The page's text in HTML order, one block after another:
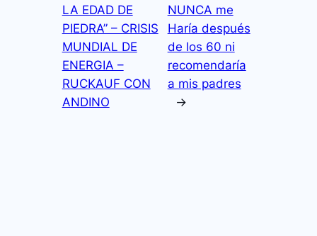
LA EDAD DE
PIEDRA” – CRISIS
MUNDIAL DE
ENERGIA –
RUCKAUF CON
ANDINO
NUNCA me
Haría después
de los 60 ni
recomendaría
a mis padres
→